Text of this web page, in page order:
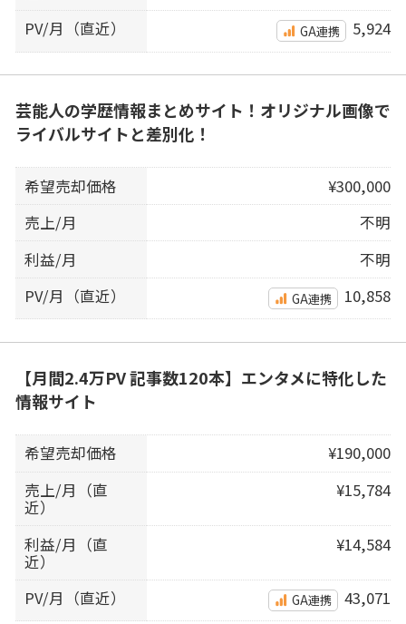
PV/月（直近） GA連携 5,924
芸能人の学歴情報まとめサイト！オリジナル画像で
ライバルサイトと差別化！
希望売却価格
¥300,000
売上/月
不明
利益/月
不明
PV/月（直近）
GA連携 10,858
【月間2.4万PV 記事数120本】エンタメに特化した
情報サイト
希望売却価格
¥190,000
売上/月（直
近）
¥15,784
利益/月（直
近）
¥14,584
PV/月（直近） GA連携 43,071